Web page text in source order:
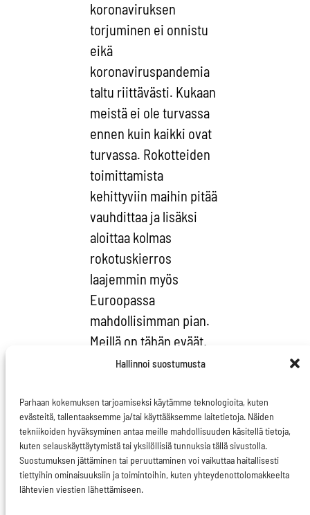
Hallinnoi suostumusta
Parhaan kokemuksen tarjoamiseksi käytämme teknologioita, kuten
evästeitä, tallentaaksemme ja/tai käyttääksemme laitetietoja. Näiden
tekniikoiden hyväksyminen antaa meille mahdollisuuden käsitellä tietoja,
kuten selauskäyttäytymistä tai yksilöllisiä tunnuksia tällä sivustolla.
Suostumuksen jättäminen tai peruuttaminen voi vaikuttaa haitallisesti
tiettyihin ominaisuuksiin ja toimintoihin, kuten yhteydenottolomakkeelta
lähtevien viestien lähettämiseen.
koronaviruksen
torjuminen ei onnistu
eikä
koronaviruspandemia
taltu riittävästi. Kukaan
meistä ei ole turvassa
ennen kuin kaikki ovat
turvassa. Rokotteiden
toimittamista
kehittyviin maihin pitää
vauhdittaa ja lisäksi
aloittaa kolmas
rokotuskierros
laajemmin myös
Euroopassa
mahdollisimman pian.
Meillä on tähän eväät,
sillä rokotteiden
tasaantunut ja tuotanto
rullaa hyvin.
EU-maiden paheneva
koronavirustilanne